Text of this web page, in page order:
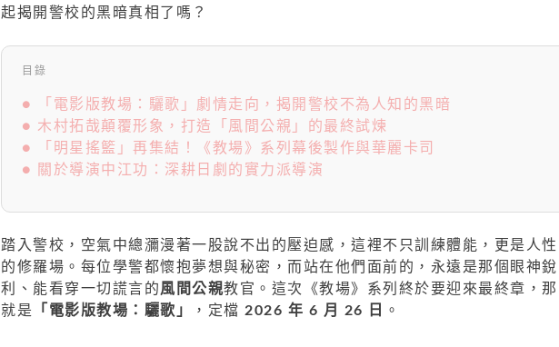
起揭開警校的黑暗真相了嗎？
目錄
● 「電影版教場：驪歌」劇情走向，揭開警校不為人知的黑暗
● 木村拓哉顛覆形象，打造「風間公親」的最終試煉
● 「明星搖籃」再集結！《教場》系列幕後製作與華麗卡司
● 關於導演中江功：深耕日劇的實力派導演
踏入警校，空氣中總瀰漫著一股說不出的壓迫感，這裡不只訓練體能，更是人性
的修羅場。每位學警都懷抱夢想與秘密，而站在他們面前的，永遠是那個眼神銳
利、能看穿一切謊言的風間公親教官。這次《教場》系列終於要迎來最終章，那
就是
「電影版教場：驪歌」 ，定檔 2026 年 6 月 26 日 。